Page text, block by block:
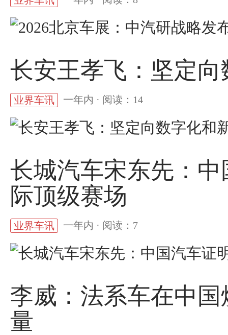
长安王孝飞：坚定
业界车讯 一年内 · 阅读：14
长城汽车宋东先：
际顶级赛场
业界车讯 一年内 · 阅读：7
李威：法系车在中
量